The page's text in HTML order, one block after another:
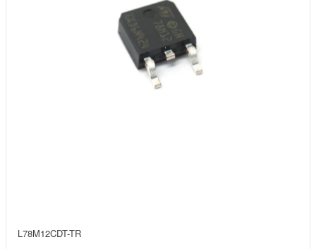
L78M12CDT-TR